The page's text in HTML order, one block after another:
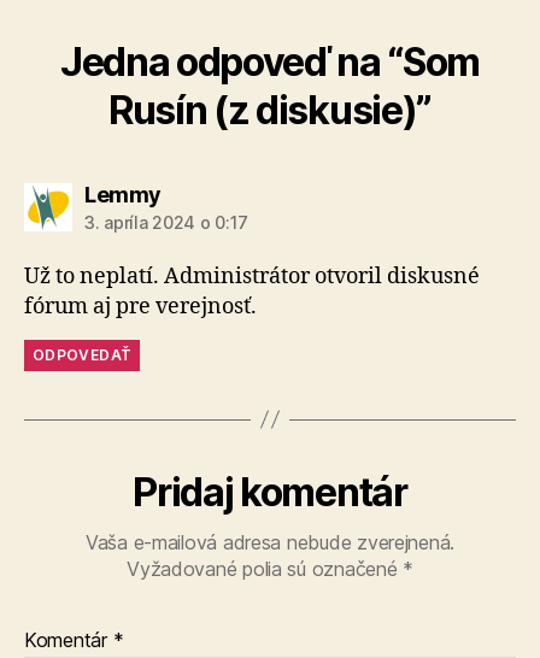
Jedna odpoveď na “Som
Rusín (z diskusie)”
Lemmyhovorí:
3. apríla 2024 o 0:17
Už to neplatí. Administrátor otvoril diskusné
fórum aj pre verejnosť.
ODPOVEDAŤ
Pridaj komentár
Vaša e-mailová adresa nebude zverejnená.
Vyžadované polia sú označené *
Komentár *